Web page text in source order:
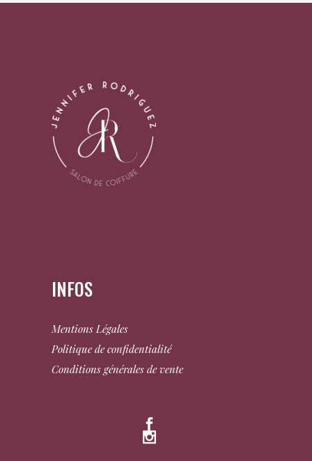
INFOS
Mentions Légales
Politique de confidentialité
Conditions générales de vente